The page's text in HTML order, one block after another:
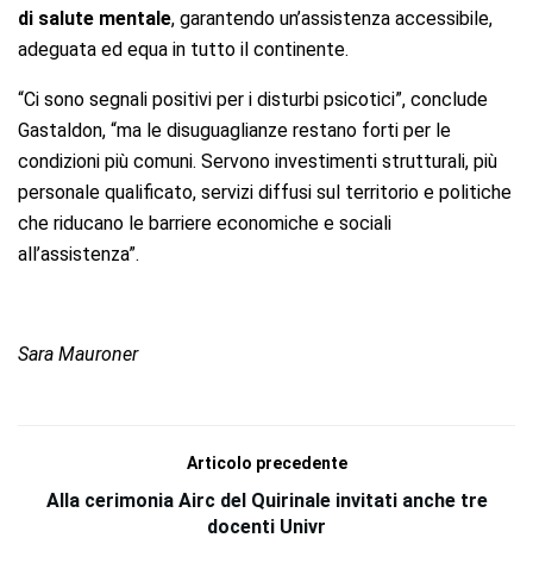
di salute mentale, garantendo un’assistenza accessibile,
adeguata ed equa in tutto il continente.
“Ci sono segnali positivi per i disturbi psicotici”, conclude
Gastaldon, “ma le disuguaglianze restano forti per le
condizioni più comuni. Servono investimenti strutturali, più
personale qualificato, servizi diffusi sul territorio e politiche
che riducano le barriere economiche e sociali
all’assistenza”.
Sara Mauroner
Articolo precedente
Alla cerimonia Airc del Quirinale invitati anche tre
docenti Univr